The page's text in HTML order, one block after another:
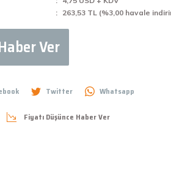
263,53 TL (%3,00 havale
Ver
Twitter Whatsapp
Fiyatı Düşünce Haber Ver